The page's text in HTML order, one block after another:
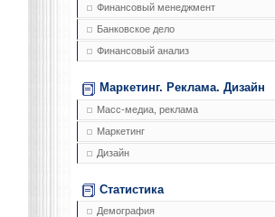
Финансовый менеджмент
Банковское дело
Финансовый анализ
Маркетинг. Реклама. Дизайн
Масс-медиа, реклама
Маркетинг
Дизайн
Статистика
Демография